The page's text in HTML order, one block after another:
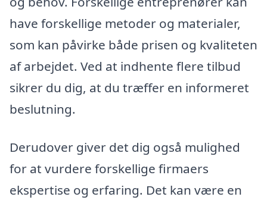
have forskellige metoder og materialer,
som kan påvirke både prisen og kvaliteten
af arbejdet. Ved at indhente flere tilbud
sikrer du dig, at du træffer en informeret
beslutning.
Derudover giver det dig også mulighed
for at vurdere forskellige firmaers
ekspertise og erfaring. Det kan være en